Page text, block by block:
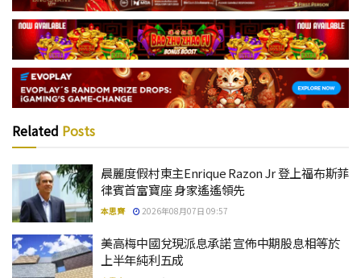
Related Posts
晨麗度假村東主Enrique Razon Jr 登上福布斯菲
律賓首富寶座 身家遙遙領先
本思齊 2026年08月07日 09:57
美高梅中國兌現派息承諾 宣佈中期股息相等於
上半年純利五成